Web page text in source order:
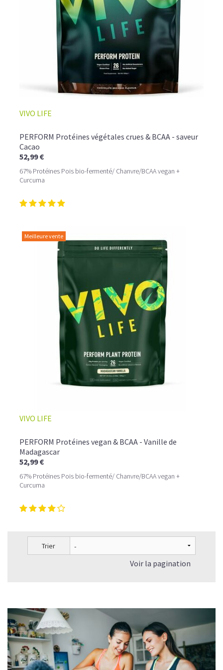
L’ÉQUILIBRE PARFAIT ENTRE DOUCEUR ET INTENSITÉ
Un café riche avec un soupçon de caramel pour un
moment de pure détente… ou de concentration avant le
prochain défi.
Une énergie immédiate et stable, sans pic de glycémie,
qui vous accompagne toute la matinée et un allié parfait
après l’entraînement.
Pour ceux qui veulent retrouver le plaisir d’un vrai café
glacé, sans se sentir lourd ni affamé.
🍯 CAFÉ FRAPPÉ AU CARAMEL PROTÉINÉ
LE PLAISIR D’UN DESSERT GLACÉ, SANS LE SUCRE EN
TROP
Imaginez un caramel fondant qui se mêle à un café
VIVO LIFE
PERFORM Protéines végétales crues & BCAA - saveur
Cacao
52,99 €
67% Protéines Pois bio-fermenté/ Chanvre/BCAA vegan +
Curcuma
Meilleure vente
VIVO LIFE
PERFORM Protéines vegan & BCAA - Vanille de
Madagascar
52,99 €
67% Protéines Pois bio-fermenté/ Chanvre/BCAA vegan +
Curcuma
Trier
Voir la pagination